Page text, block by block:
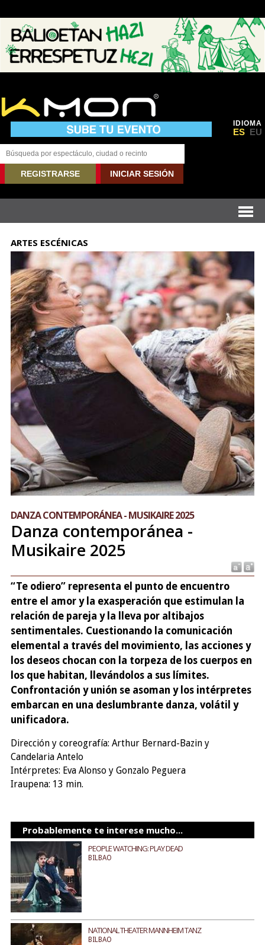
IDIOMA
ES EU
REGISTRARSE INICIAR SESIÓN
ARTES ESCÉNICAS
DANZA CONTEMPORÁNEA - MUSIKAIRE 2025
Danza contemporánea -
Musikaire 2025
“Te odiero” representa el punto de encuentro
entre el amor y la exasperación que estimulan la
relación de pareja y la lleva por altibajos
sentimentales. Cuestionando la comunicación
elemental a través del movimiento, las acciones y
los deseos chocan con la torpeza de los cuerpos en
los que habitan, llevándolos a sus límites.
Confrontación y unión se asoman y los intérpretes
embarcan en una deslumbrante danza, volátil y
unificadora.
Dirección y coreografía: Arthur Bernard-Bazin y
Candelaria Antelo
Intérpretes: Eva Alonso y Gonzalo Peguera
Iraupena: 13 min.
Probablemente te interese mucho...
PEOPLE WATCHING: PLAY DEAD
BILBAO
NATIONAL THEATER MANNHEIM TANZ
BILBAO